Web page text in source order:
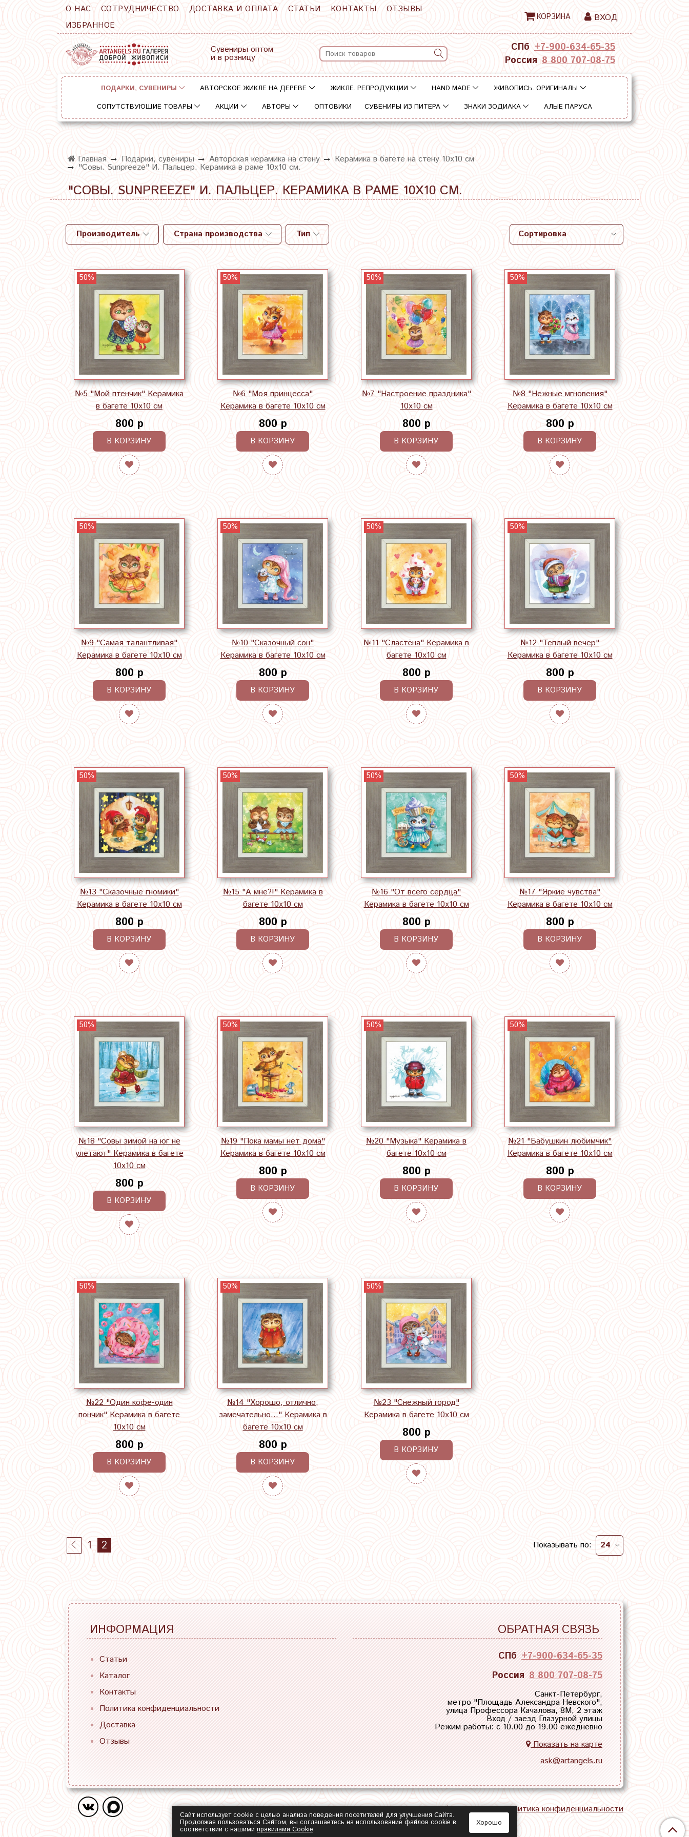
О НАС СОТРУДНИЧЕСТВО ДОСТАВКА И ОПЛАТА СТАТЬИ КОНТАКТЫ
ОТЗЫВЫ
ИЗБРАННОЕ
КОРЗИНА ВХОД
Сувениры оптом
и в розницу
СПб +7-900-634-65-35
Россия 8 800 707-08-75
ПОДАРКИ, СУВЕНИРЫ АВТОРСКОЕ ЖИКЛЕ НА ДЕРЕВЕ ЖИКЛЕ. РЕПРОДУКЦИИ HAND MADE
ЖИВОПИСЬ. ОРИГИНАЛЫ
СОПУТСТВУЮЩИЕ ТОВАРЫ
АКЦИИ АВТОРЫ ОПТОВИКИ СУВЕНИРЫ ИЗ ПИТЕРА ЗНАКИ ЗОДИАКА АЛЫЕ ПАРУСА
Главная Подарки, сувениры Авторская керамика на стену Керамика в багете на стену 10х10 см
"Совы. Sunpreeze" И. Пальцер. Керамика в раме 10х10 см.
"СОВЫ. SUNPREEZE" И. ПАЛЬЦЕР. КЕРАМИКА В РАМЕ 10Х10 СМ.
Производитель Страна производства Тип
50%
№5 "Мой птенчик" Керамика
в багете 10х10 см
800 р
В КОРЗИНУ
50%
№6 "Моя принцесса"
Керамика в багете 10х10 см
800 р
В КОРЗИНУ
50%
№7 "Настроение праздника"
10х10 см
800 р
В КОРЗИНУ
50%
№8 "Нежные мгновения"
Керамика в багете 10х10 см
800 р
В КОРЗИНУ
50%
№9 "Самая талантливая"
Керамика в багете 10х10 см
800 р
В КОРЗИНУ
50%
№10 "Сказочный сон"
Керамика в багете 10х10 см
800 р
В КОРЗИНУ
50%
№11 "Сластёна" Керамика в
багете 10х10 см
800 р
В КОРЗИНУ
50%
№12 "Теплый вечер"
Керамика в багете 10х10 см
800 р
В КОРЗИНУ
50%
№13 "Сказочные гномики"
Керамика в багете 10х10 см
800 р
В КОРЗИНУ
50%
№15 "А мне?!" Керамика в
багете 10х10 см
800 р
В КОРЗИНУ
50%
№16 "От всего сердца"
Керамика в багете 10х10 см
800 р
В КОРЗИНУ
50%
№17 "Яркие чувства"
Керамика в багете 10х10 см
800 р
В КОРЗИНУ
50%
№18 "Совы зимой на юг не
улетают" Керамика в багете
10х10 см
800 р
В КОРЗИНУ
50%
№19 "Пока мамы нет дома"
Керамика в багете 10х10 см
800 р
В КОРЗИНУ
50%
№20 "Музыка" Керамика в
багете 10х10 см
800 р
В КОРЗИНУ
50%
№21 "Бабушкин любимчик"
Керамика в багете 10х10 см
800 р
В КОРЗИНУ
50%
№22 "Один кофе-один
пончик" Керамика в багете
10х10 см
800 р
В КОРЗИНУ
50%
№14 "Хорошо, отлично,
замечательно..." Керамика в
багете 10х10 см
800 р
В КОРЗИНУ
50%
№23 "Снежный город"
Керамика в багете 10х10 см
800 р
В КОРЗИНУ
1 2 Показывать по:
ИНФОРМАЦИЯ
Статьи
Каталог
Контакты
Политика конфиденциальности
Доставка
Отзывы
ОБРАТНАЯ СВЯЗЬ
СПб +7-900-634-65-35
Россия 8 800 707-08-75
Санкт-Петербург,
метро "Площадь Александра Невского",
улица Профессора Качалова, 8М, 2 этаж
Вход / заезд Глазурной улицы
Режим работы: с 10.00 до 19.00 ежедневно
Показать на карте
ask@artangels.ru
Обратная связь Политика конфиденциальности
Сайт использует cookie с целью анализа поведения посетителей для улучшения Сайта.
Продолжая пользоваться Сайтом, вы соглашаетесь на использование файлов cookie в
соответствии с нашими правилами Сookie.
Хорошо